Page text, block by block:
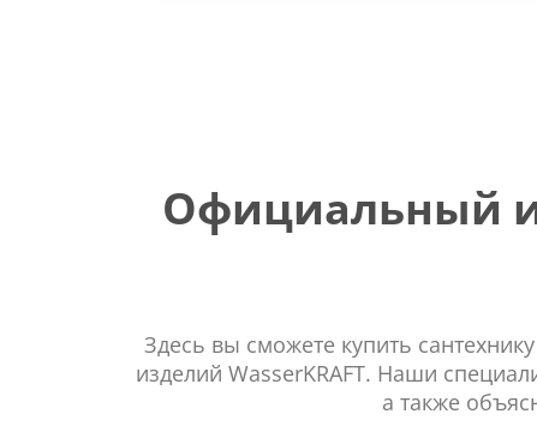
Официальный
Здесь вы сможете купить
изделий WasserKRAFT. Наши
а также